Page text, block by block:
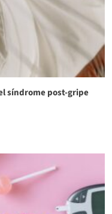
síndrome post‑gripe